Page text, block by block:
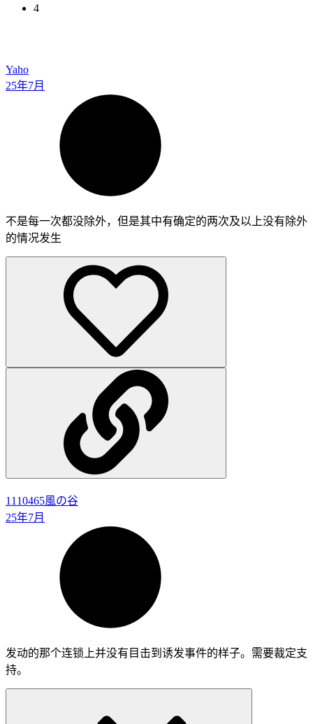
4
Yaho
25年7月
不是每一次都没除外，但是其中有确定的两次及以上没有除外
的情况发生
1110465風の谷
25年7月
发动的那个连锁上并没有目击到诱发事件的样子。需要裁定支
持。